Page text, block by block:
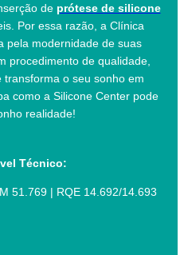
de prótese de silicone
Por essa razão, a Clínica
pela modernidade de suas
procedimento de qualidade,
o seu sonho em
como a Silicone Center pode
realidade!
Técnico:
51.769 | RQE 14.692/14.693